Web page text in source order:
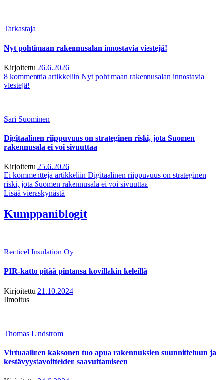
Tarkastaja
Nyt pohtimaan rakennusalan innostavia viestejä!
Kirjoitettu 26.6.2026
8 kommenttia artikkeliin Nyt pohtimaan rakennusalan innostavia
viestejä!
Sari Suominen
Digitaalinen riippuvuus on strateginen riski, jota Suomen
rakennusala ei voi sivuuttaa
Kirjoitettu 25.6.2026
Ei kommentteja artikkeliin Digitaalinen riippuvuus on strateginen
riski, jota Suomen rakennusala ei voi sivuuttaa
Lisää vieraskynästä
Kumppaniblogit
Recticel Insulation Oy
PIR-katto pitää pintansa kovillakin keleillä
Kirjoitettu 21.10.2024
Ilmoitus
Thomas Lindstrom
Virtuaalinen kaksonen tuo apua rakennuksien suunnitteluun ja
kestävyystavoitteiden saavuttamiseen